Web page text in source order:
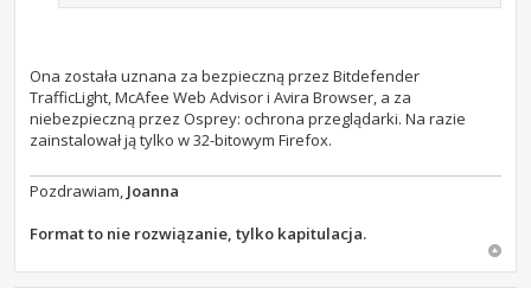
Ona została uznana za bezpieczną przez Bitdefender
TrafficLight, McAfee Web Advisor i Avira Browser, a za
niebezpieczną przez Osprey: ochrona przeglądarki. Na razie
zainstalował ją tylko w 32-bitowym Firefox.
Pozdrawiam, Joanna
Format to nie rozwiązanie, tylko kapitulacja.